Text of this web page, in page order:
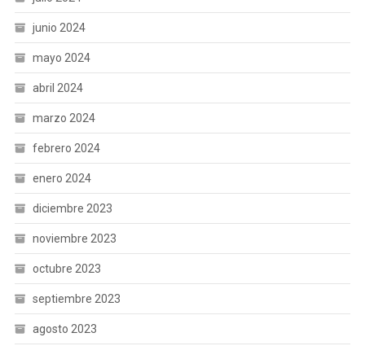
junio 2024
mayo 2024
abril 2024
marzo 2024
febrero 2024
enero 2024
diciembre 2023
noviembre 2023
octubre 2023
septiembre 2023
agosto 2023